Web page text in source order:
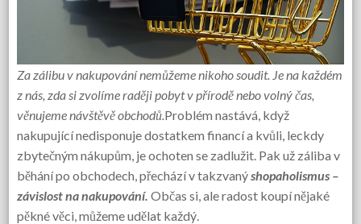
Za zálibu v nakupování nemůžeme nikoho soudit. Je na každém
z nás, zda si zvolíme raději pobyt v přírodě nebo volný čas,
věnujeme návštěvě obchodů. Problém nastává, když
nakupující nedisponuje dostatkem financí a kvůli, leckdy
zbytečným nákupům, je ochoten se zadlužit. Pak už záliba v
běhání po obchodech, přechází v takzvaný shopaholismus –
závislost na nakupování.Občas si, ale radost koupí nějaké
pěkné věci, můžeme udělat každý.